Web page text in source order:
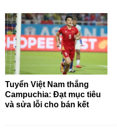
Tuyển Việt Nam thắng
Campuchia: Đạt mục tiêu
và sửa lỗi cho bán kết